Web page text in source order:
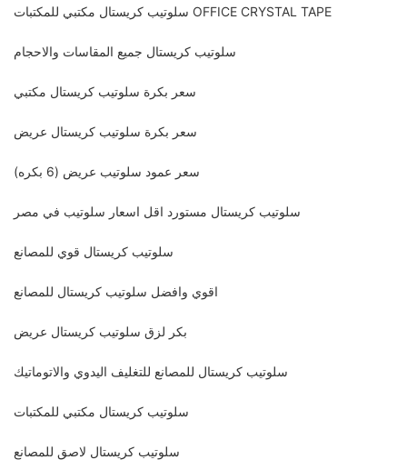
سلوتيب كريستال مكتبي للمكتبات OFFICE CRYSTAL TAPE
سلوتيب كريستال جميع المقاسات والاحجام
سعر بكرة سلوتيب كريستال مكتبي
سعر بكرة سلوتيب كريستال عريض
سعر عمود سلوتيب عريض (6 بكره)
سلوتيب كريستال مستورد اقل اسعار سلوتيب في مصر
سلوتيب كريستال قوي للمصانع
اقوي وافضل سلوتيب كريستال للمصانع
بكر لزق سلوتيب كريستال عريض
سلوتيب كريستال للمصانع للتغليف اليدوي والاتوماتيك
سلوتيب كريستال مكتبي للمكتبات
سلوتيب كريستال لاصق للمصانع